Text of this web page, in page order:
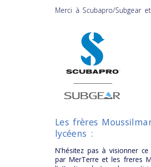
Merci à Scubapro/Subgear
Les frères
lycéens :
N'hésitez pas à visionner
par MerTerre et les freres